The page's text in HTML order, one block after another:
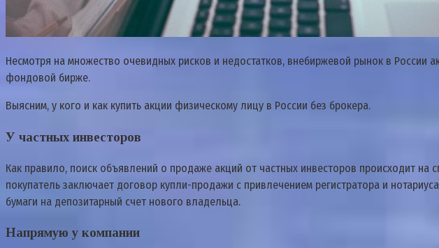
Несмотря на множество очевидных рисков и недостатков, внебиржевой рынок в России
фондовой бирже.
Выясним, у кого и как купить акции физическому лицу в России без брокера.
У частных инвесторов
Как правило, поиск объявлений о продаже акций от частных инвесторов происходит
покупатель заключает договор купли-продажи с привлечением регистратора и
бумаги на депозитарный счет нового владельца.
Напрямую у компании